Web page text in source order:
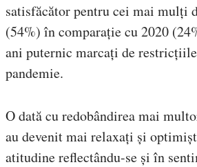
satisfăcător pentru cei mai mulți
(54%) în comparație cu 2020
ani puternic marcați de
pandemie.
O dată cu redobândirea mai
au devenit mai relaxați și
atitudine reflectându-se și în